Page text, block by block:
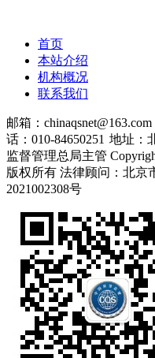
首页
本站介绍
机构概况
联系我们
邮箱：chinaqsnet@163.com
话：010-84650251 地址：
监督管理总局主管
版权所有 法律顾问：北京
2021002308号